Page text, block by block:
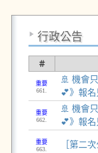
行政公告
＃
重要
661.
🚢 機會
💕》報
重要
662.
🚢 機會
💕》報
重要
663.
［第二